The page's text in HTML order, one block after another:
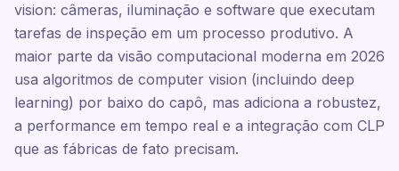
vision: câmeras, iluminação e software que executam
tarefas de inspeção em um processo produtivo. A
maior parte da visão computacional moderna em 2026
usa algoritmos de computer vision (incluindo deep
learning) por baixo do capô, mas adiciona a robustez,
a performance em tempo real e a integração com CLP
que as fábricas de fato precisam.